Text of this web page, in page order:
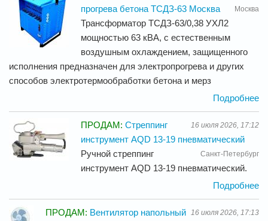
прогрева бетона ТСДЗ-63 Москва
Москва
Трансформатор ТСДЗ-63/0,38 УХЛ2
мощностью 63 кВА, с естественным
воздушным охлаждением, защищенного
исполнения предназначен для электропрогрева и других
способов электротермообработки бетона и мерз
Подробнее
16 июля 2026, 17:12
ПРОДАМ: Стреппинг
инструмент AQD 13-19 пневматический
Санкт-Петербург
Ручной стреппинг
инструмент AQD 13-19 пневматический.
Подробнее
16 июля 2026, 17:13
ПРОДАМ: Вентилятор напольный